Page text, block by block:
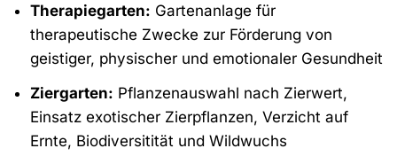
Therapiegarten: Gartenanlage für
therapeutische Zwecke zur Förderung von
geistiger, physischer und emotionaler Gesundheit
Ziergarten: Pflanzenauswahl nach Zierwert,
Einsatz exotischer Zierpflanzen, Verzicht auf
Ernte, Biodiversitität und Wildwuchs